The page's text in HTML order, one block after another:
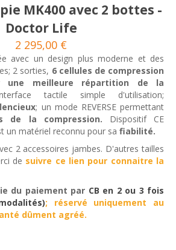
MK400 avec 2 bottes -
Doctor Life
2 295,00 €
avec un design plus moderne et des
2 sorties, 6 cellules de compression
une meilleure répartition de la
tactile simple d'utilisation;
; un mode REVERSE permettant
de la compression. Dispositif CE
un matériel reconnu pour sa fiabilité.
2 accessoires jambes. D'autres tailles
de suivre ce lien pour connaitre la
du paiement par CB en 2 ou 3 fois
; réservé uniquement au
dûment agréé.